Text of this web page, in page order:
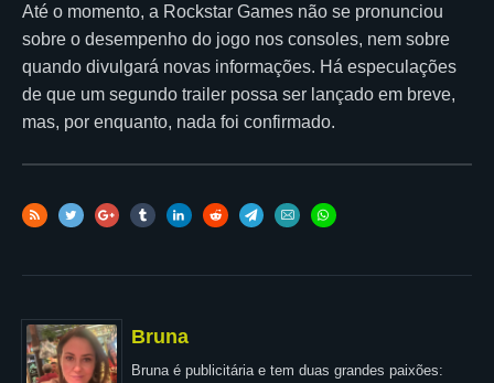
Até o momento, a Rockstar Games não se pronunciou
sobre o desempenho do jogo nos consoles, nem sobre
quando divulgará novas informações. Há especulações
de que um segundo trailer possa ser lançado em breve,
mas, por enquanto, nada foi confirmado.
Bruna
Bruna é publicitária e tem duas grandes paixões: